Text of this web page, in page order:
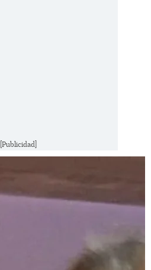
[Publicidad]